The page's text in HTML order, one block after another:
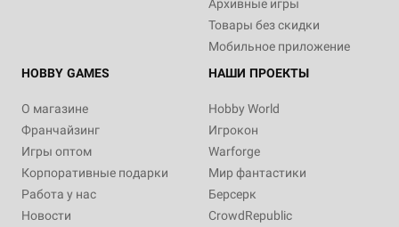
Архивные игры
Товары без скидки
Мобильное приложение
HOBBY GAMES
О магазине
Франчайзинг
Игры оптом
Корпоративные подарки
Работа у нас
Новости
НАШИ ПРОЕКТЫ
Hobby World
Игрокон
Warforge
Мир фантастики
Берсерк
CrowdRepublic